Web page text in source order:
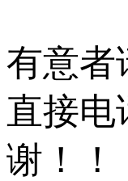
有意者
直接电
谢！！